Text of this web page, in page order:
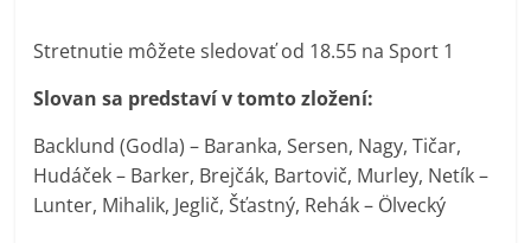
Stretnutie môžete sledovať od 18.55 na Sport 1
Slovan sa predstaví v tomto zložení:
Backlund (Godla) – Baranka, Sersen, Nagy, Tičar,
Hudáček – Barker, Brejčák, Bartovič, Murley, Netík –
Lunter, Mihalik, Jeglič, Šťastný, Rehák – Ölvecký